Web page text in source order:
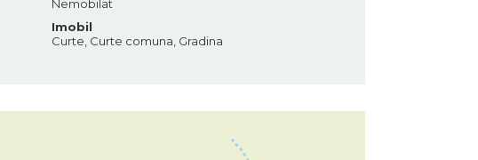
Nemobilat
Imobil
Curte, Curte comuna, Gradina